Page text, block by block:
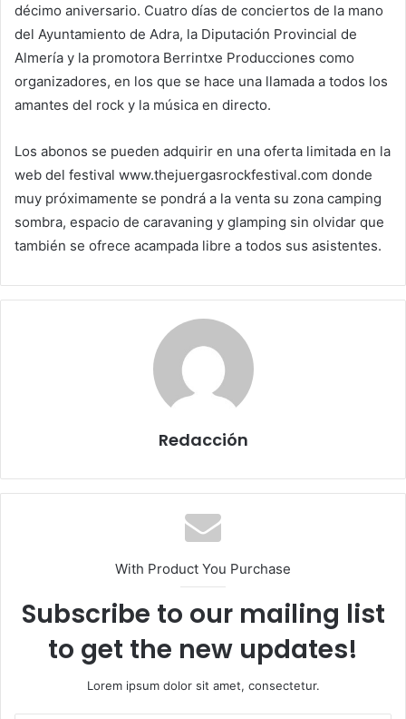
décimo aniversario. Cuatro días de conciertos de la mano
del Ayuntamiento de Adra, la Diputación Provincial de
Almería y la promotora Berrintxe Producciones como
organizadores, en los que se hace una llamada a todos los
amantes del rock y la música en directo.
Los abonos se pueden adquirir en una oferta limitada en la
web del festival www.thejuergasrockfestival.com donde
muy próximamente se pondrá a la venta su zona camping
sombra, espacio de caravaning y glamping sin olvidar que
también se ofrece acampada libre a todos sus asistentes.
Redacción
With Product You Purchase
Subscribe to our mailing list
to get the new updates!
Lorem ipsum dolor sit amet, consectetur.